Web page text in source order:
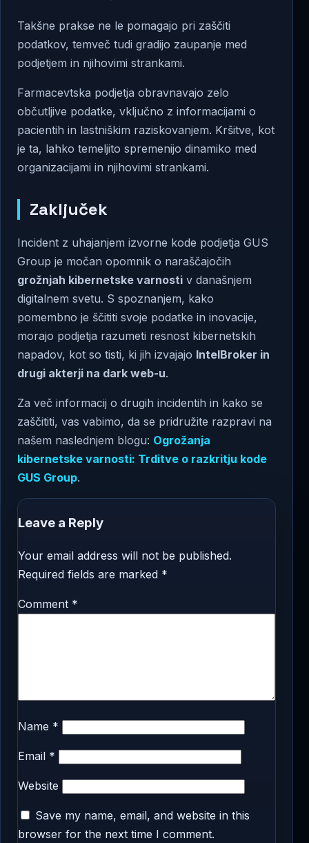
Takšne prakse ne le pomagajo pri zaščiti
podatkov, temveč tudi gradijo zaupanje med
podjetjem in njihovimi strankami.
Farmacevtska podjetja obravnavajo zelo
občutljive podatke, vključno z informacijami o
pacientih in lastniškim raziskovanjem. Kršitve, kot
je ta, lahko temeljito spremenijo dinamiko med
organizacijami in njihovimi strankami.
Zaključek
Incident z uhajanjem izvorne kode podjetja GUS
Group je močan opomnik o naraščajočih
grožnjah kibernetske varnosti v današnjem
digitalnem svetu. S spoznanjem, kako
pomembno je ščititi svoje podatke in inovacije,
morajo podjetja razumeti resnost kibernetskih
napadov, kot so tisti, ki jih izvajajo IntelBroker in
drugi akterji na dark web-u.
Za več informacij o drugih incidentih in kako se
zaščititi, vas vabimo, da se pridružite razpravi na
našem naslednjem blogu: Ogrožanja
kibernetske varnosti: Trditve o razkritju kode
GUS Group.
Leave a Reply
Your email address will not be published.
Required fields are marked *
Comment *
Name *
Email *
Website
Save my name, email, and website in this
browser for the next time I comment.